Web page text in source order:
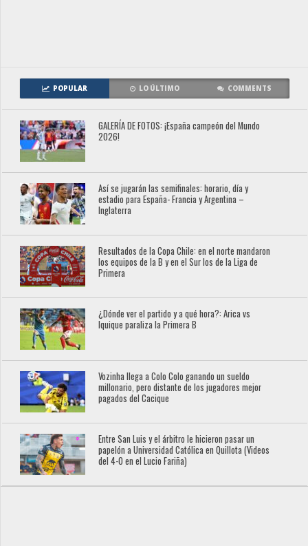
POPULAR LO ÚLTIMO COMMENTS
GALERÍA DE FOTOS: ¡España campeón del Mundo
2026!
Así se jugarán las semifinales: horario, día y
estadio para España- Francia y Argentina –
Inglaterra
Resultados de la Copa Chile: en el norte mandaron
los equipos de la B y en el Sur los de la Liga de
Primera
¿Dónde ver el partido y a qué hora?: Arica vs
Iquique paraliza la Primera B
Vozinha llega a Colo Colo ganando un sueldo
millonario, pero distante de los jugadores mejor
pagados del Cacique
Entre San Luis y el árbitro le hicieron pasar un
papelón a Universidad Católica en Quillota (Videos
del 4-0 en el Lucio Fariña)